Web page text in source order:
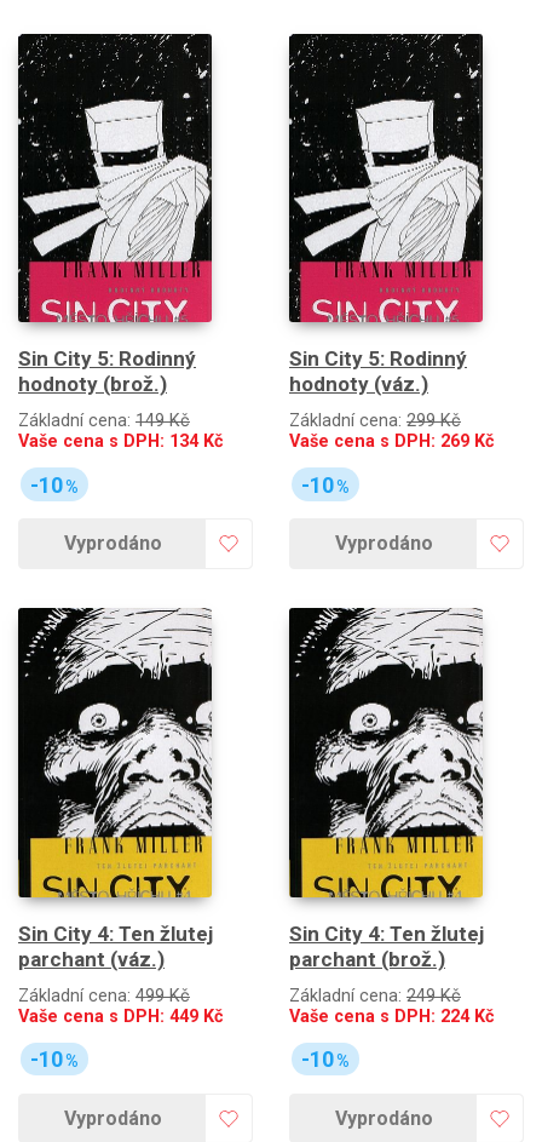
Sin City 5: Rodinný
hodnoty (brož.)
Základní cena: 149 Kč
Vaše cena s DPH: 134Kč
-10%
Vyprodáno
Sin City 5: Rodinný
hodnoty (váz.)
Základní cena: 299 Kč
Vaše cena s DPH: 269 Kč
-10%
Vyprodáno
Sin City 4: Ten žlutej
parchant (váz.)
Základní cena: 499 Kč
Vaše cena s DPH: 449 Kč
-10%
Vyprodáno
Sin City 4: Ten žlutej
parchant (brož.)
Základní cena: 249 Kč
Vaše cena s DPH: 224Kč
-10%
Vyprodáno